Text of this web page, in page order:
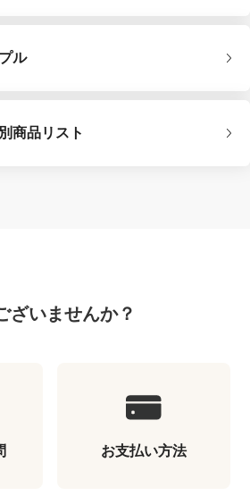
ル
商品リスト
ざいませんか？
お支払い方法